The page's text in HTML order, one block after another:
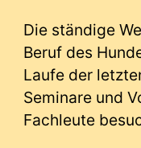
Die ständige
Beruf des
Laufe der
Seminare und
Fachleute